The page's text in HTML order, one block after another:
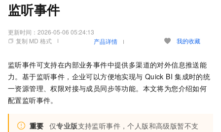
监听事件
更新时间： 2026-05-06 05:24:13
复制 MD 格式
产品详情 我的收藏
监听事件可支持在内部业务事件中提供多渠道的对外信息推送能
力。基于监听事件，企业可以方便地实现与 Quick BI 集成时的统
一资源管理、权限对接与成员同步等功能。本文将为您介绍如何
配置监听事件。
重要 仅专业版支持监听事件，个人版和高级版暂不支